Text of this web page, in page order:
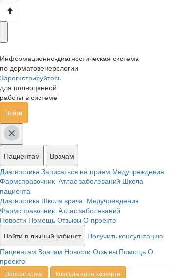
Информационно-диагностическая система
по дерматовенерологии
Зарегистрируйтесь
для полноценной
работы в системе
Войти
Пациентам
Врачам
Диагностика Записаться на прием Медучреждения
Фармсправочник Атлас заболеваний Школа
пациента
Диагностика Школа врача Медучреждения
Фармсправочник Атлас заболеваний
Новости Помощь Отзывы О проекте
Войти в личный кабинет
Получить консультацию
Пациентам Врачам Новости Отзывы Помощь О
проекте
Вопрос врачу Консультация эксперта